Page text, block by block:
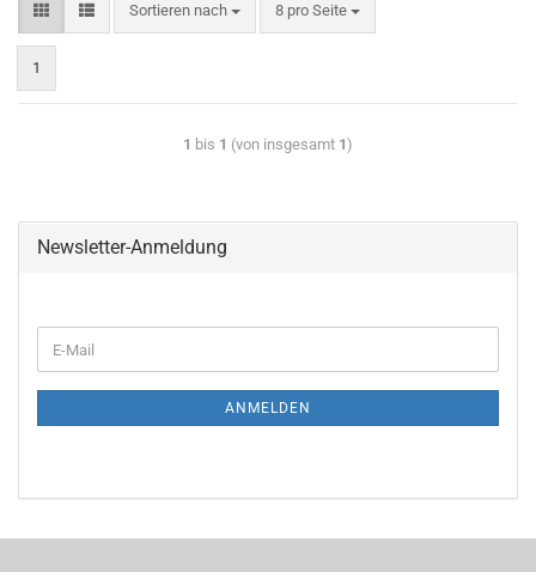
Sortieren nach 8 pro Seite
1
1 bis 1 (von insgesamt 1)
Newsletter-Anmeldung
ANMELDEN